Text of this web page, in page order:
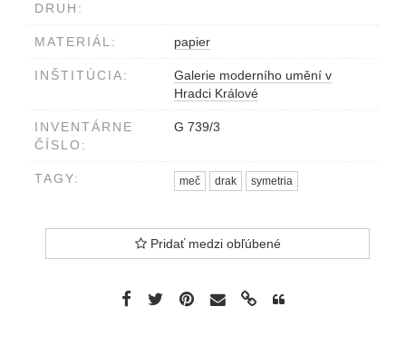
DRUH:
MATERIÁL: papier
INŠTITÚCIA:
Galerie moderního umění v
Hradci Králové
INVENTÁRNE
ČÍSLO:
G 739/3
TAGY: meč drak symetria
Pridať medzi obľúbené